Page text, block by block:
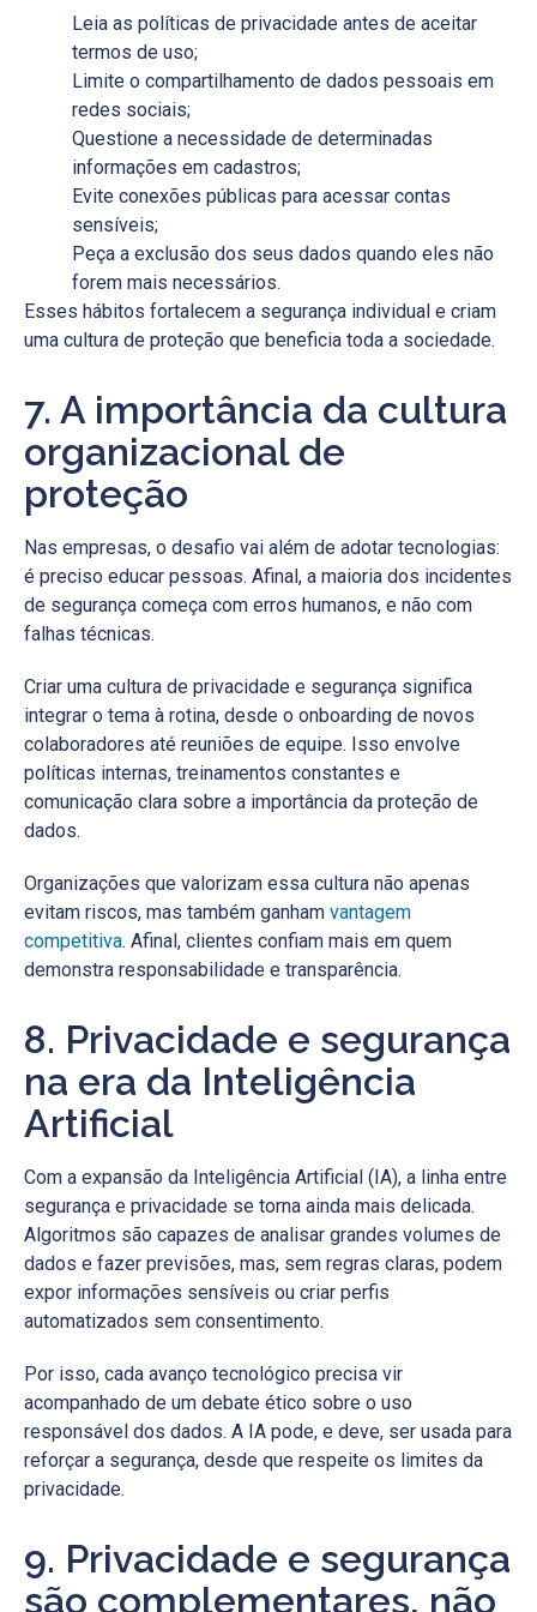
Leia as políticas de privacidade antes de aceitar
termos de uso;
Limite o compartilhamento de dados pessoais em
redes sociais;
Questione a necessidade de determinadas
informações em cadastros;
Evite conexões públicas para acessar contas
sensíveis;
Peça a exclusão dos seus dados quando eles não
forem mais necessários.
Esses hábitos fortalecem a segurança individual e criam
uma cultura de proteção que beneficia toda a sociedade.
7. A importância da cultura
organizacional de
proteção
Nas empresas, o desafio vai além de adotar tecnologias:
é preciso educar pessoas. Afinal, a maioria dos incidentes
de segurança começa com erros humanos, e não com
falhas técnicas.
Criar uma cultura de privacidade e segurança significa
integrar o tema à rotina, desde o onboarding de novos
colaboradores até reuniões de equipe. Isso envolve
políticas internas, treinamentos constantes e
comunicação clara sobre a importância da proteção de
dados.
Organizações que valorizam essa cultura não apenas
evitam riscos, mas também ganham vantagem
competitiva. Afinal, clientes confiam mais em quem
demonstra responsabilidade e transparência.
8. Privacidade e segurança
na era da Inteligência
Artificial
Com a expansão da Inteligência Artificial (IA), a linha entre
segurança e privacidade se torna ainda mais delicada.
Algoritmos são capazes de analisar grandes volumes de
dados e fazer previsões, mas, sem regras claras, podem
expor informações sensíveis ou criar perfis
automatizados sem consentimento.
Por isso, cada avanço tecnológico precisa vir
acompanhado de um debate ético sobre o uso
responsável dos dados. A IA pode, e deve, ser usada para
reforçar a segurança, desde que respeite os limites da
privacidade.
9. Privacidade e segurança
são complementares, não